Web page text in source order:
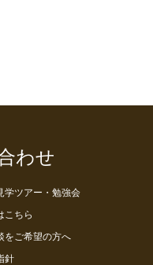
わせ
学ツアー・勉強会
こちら
をご希望の方へ
針